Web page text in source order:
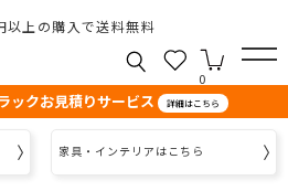
上の購入で送料無料
0
ックお見積りサービス 詳細はこちら
家具・インテリアはこちら